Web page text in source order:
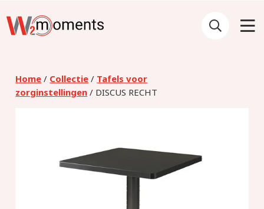
Home / Collectie / Tafels voor
zorginstellingen / DISCUS RECHT